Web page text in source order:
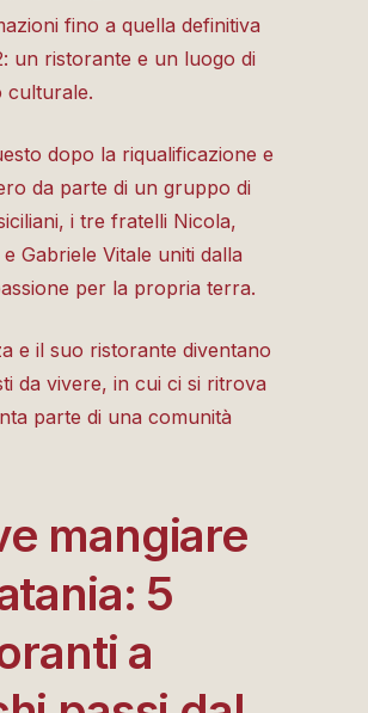
fino a quella definitiva
un ristorante e un luogo di
culturale.
dopo la riqualificazione e
da parte di un gruppo di
i tre fratelli Nicola,
Gabriele Vitale uniti dalla
per la propria terra.
e il suo ristorante diventano
da vivere, in cui ci si ritrova
parte di una comunità
mangiare
5
a